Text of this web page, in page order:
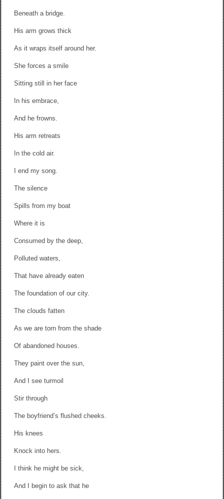
Beneath a bridge.
His arm grows thick
As it wraps itself around her.
She forces a smile
Sitting still in her face
In his embrace,
And he frowns.
His arm retreats
In the cold air.
I end my song.
The silence
Spills from my boat
Where it is
Consumed by the deep,
Polluted waters,
That have already eaten
The foundation of our city.
The clouds fatten
As we are torn from the shade
Of abandoned houses.
They paint over the sun,
And I see turmoil
Stir through
The boyfriend’s flushed cheeks.
His knees
Knock into hers.
I think he might be sick,
And I begin to ask that he